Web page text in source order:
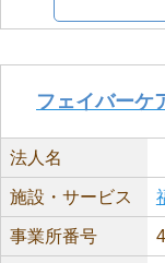
フェイバーケ
法人名
施設・サービス
事業所番号